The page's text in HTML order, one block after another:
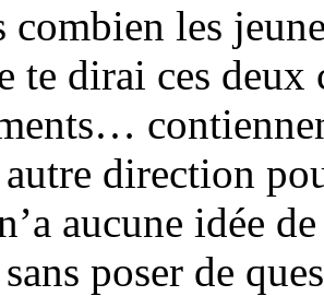
les
te dirai ces
direction
aucune idée
sans poser de